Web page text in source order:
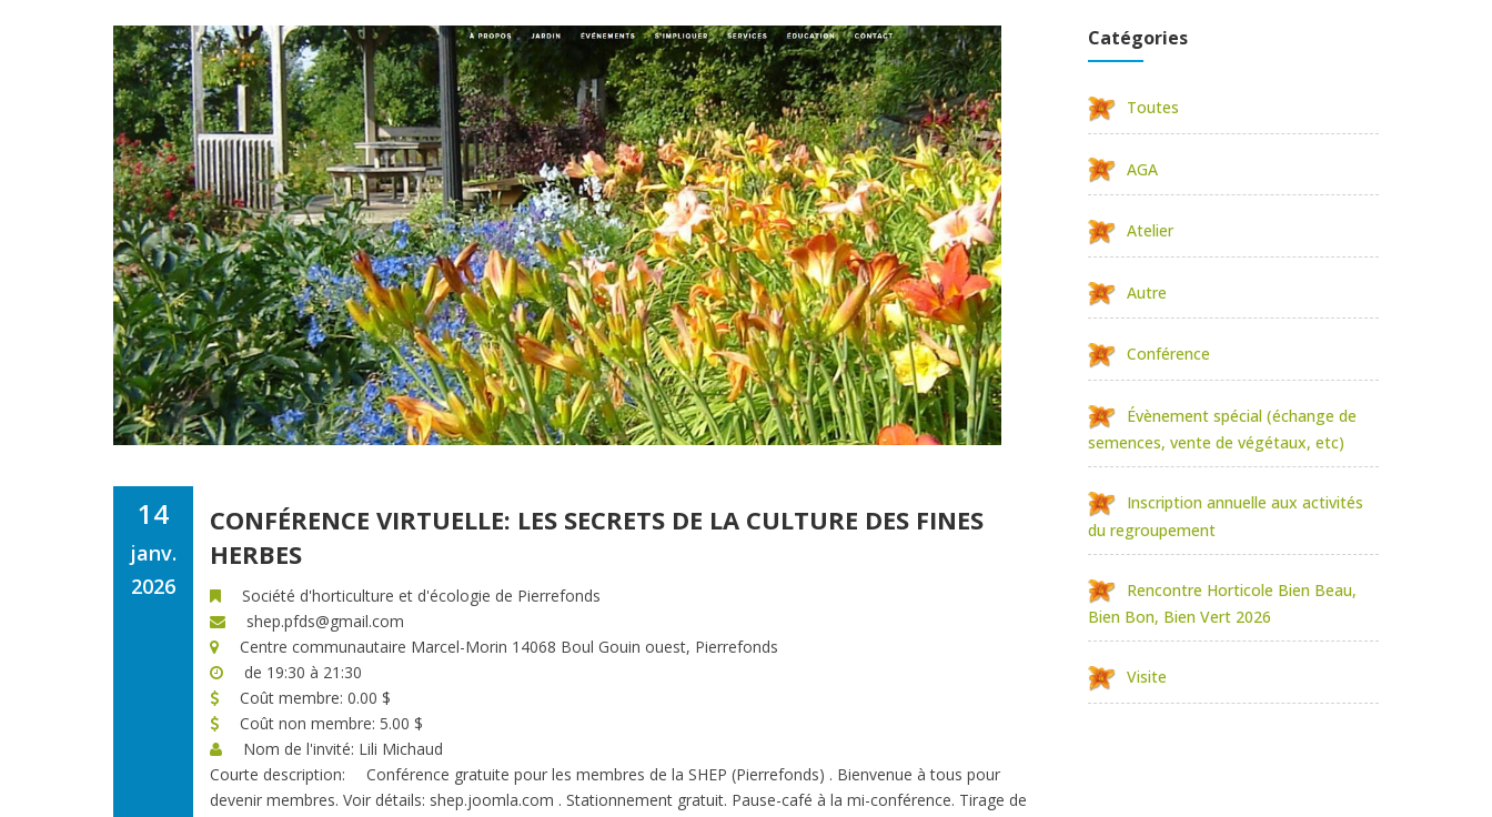
14
janv.
2026
CONFÉRENCE VIRTUELLE: LES SECRETS DE LA CULTURE DES FINES
HERBES
Société d'horticulture et d'écologie de Pierrefonds
shep.pfds@gmail.com
Centre communautaire Marcel-Morin 14068 Boul Gouin ouest, Pierrefonds
de 19:30 à 21:30
Coût membre: 0.00 $
Coût non membre: 5.00 $
Nom de l'invité: Lili Michaud
Courte description:
Conférence gratuite pour les membres de la SHEP (Pierrefonds) . Bienvenue à tous pour
devenir membres. Voir détails: shep.joomla.com . Stationnement gratuit. Pause-café à la mi-conférence. Tirage de
Catégories
Toutes
AGA
Atelier
Autre
Conférence
Évènement spécial (échange de
semences, vente de végétaux, etc)
Inscription annuelle aux activités
du regroupement
Rencontre Horticole Bien Beau,
Bien Bon, Bien Vert 2026
Visite